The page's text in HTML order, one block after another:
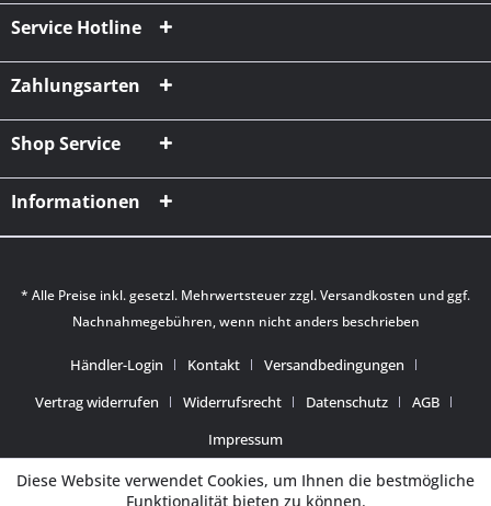
Service Hotline
Zahlungsarten
Shop Service
Informationen
* Alle Preise inkl. gesetzl. Mehrwertsteuer zzgl.Versandkosten und ggf.
Nachnahmegebühren, wenn nicht anders beschrieben
Händler-Login Kontakt
Versandbedingungen
Vertrag widerrufen
Widerrufsrecht Datenschutz
AGB
Impressum
Diese Website verwendet Cookies, um Ihnen die bestmögliche
Funktionalität bieten zu können.